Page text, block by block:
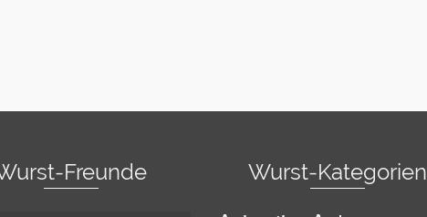
Freunde Wurst-Kategorien